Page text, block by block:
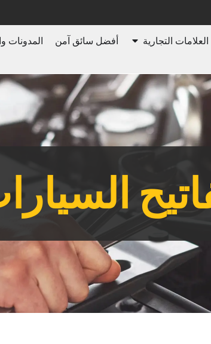
العلامات التجارية أفضل سائق آمن المدونات